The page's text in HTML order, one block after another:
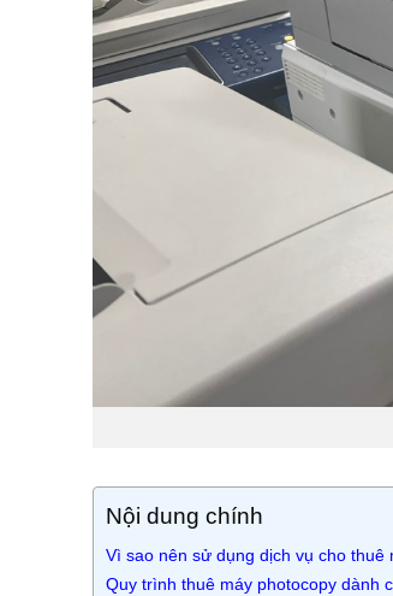
Nội dung chính
Vì sao nên sử dụng dịch vụ cho thuê
Quy trình thuê máy photocopy dành